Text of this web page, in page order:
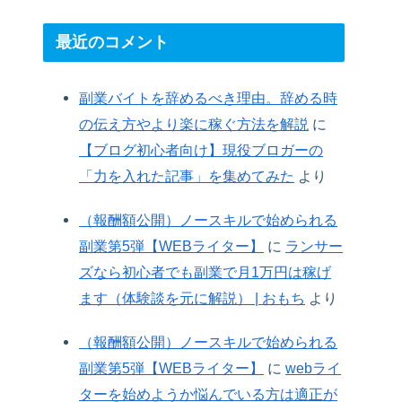
最近のコメント
副業バイトを辞めるべき理由。辞める時
の伝え方やより楽に稼ぐ方法を解説 に
【ブログ初心者向け】現役ブロガーの
「力を入れた記事」を集めてみた より
（報酬額公開）ノースキルで始められる
副業第5弾【WEBライター】
に ランサー
ズなら初心者でも副業で月1万円は稼げ
ます（体験談を元に解説） | おもち より
（報酬額公開）ノースキルで始められる
副業第5弾【WEBライター】
に webライ
ターを始めようか悩んでいる方は適正が